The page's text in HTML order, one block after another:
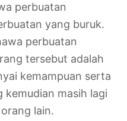
perbuatan
yang buruk.
perbuatan
tersebut adalah
kemampuan serta
kemudian masih lagi
lain.